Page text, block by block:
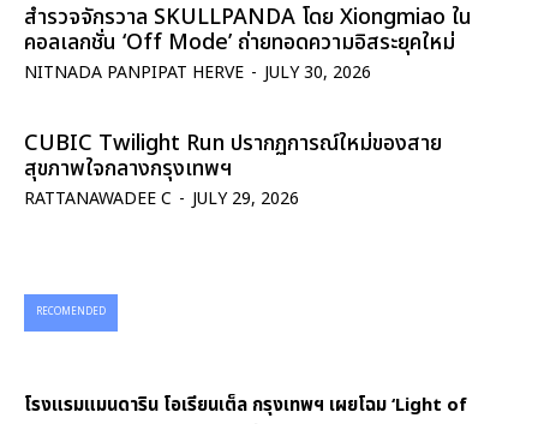
สำรวจจักรวาล SKULLPANDA โดย Xiongmiao ใน
คอลเลกชั่น ‘Off Mode’ ถ่ายทอดความอิสระยุคใหม่
NITNADA PANPIPAT HERVE - JULY 30, 2026
CUBIC Twilight Run ปรากฏการณ์ใหม่ของสาย
สุขภาพใจกลางกรุงเทพฯ
RATTANAWADEE C - JULY 29, 2026
RECOMENDED
โรงแรมแมนดาริน โอเรียนเต็ล กรุงเทพฯ เผยโฉม ‘Light of